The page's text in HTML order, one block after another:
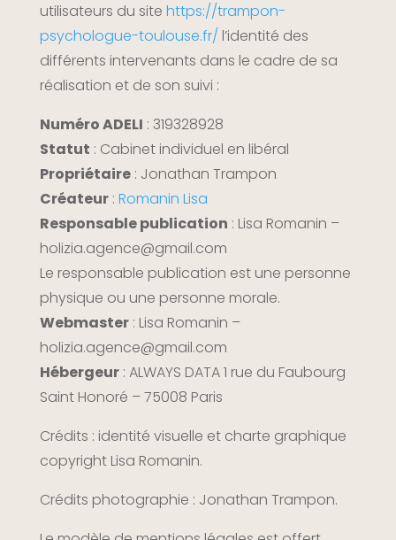
utilisateurs du site https://trampon-
psychologue-toulouse.fr/ l’identité des
différents intervenants dans le cadre de sa
réalisation et de son suivi :
Numéro ADELI : 319328928
Statut : Cabinet individuel en libéral
Propriétaire : Jonathan Trampon
Créateur : Romanin Lisa
Responsable publication : Lisa Romanin –
holizia.agence@gmail.com
Le responsable publication est une personne
physique ou une personne morale.
Webmaster : Lisa Romanin –
holizia.agence@gmail.com
Hébergeur : ALWAYS DATA1 rue du Faubourg
Saint Honoré – 75008 Paris
Crédits : identité visuelle et charte graphique
copyright Lisa Romanin.
Crédits photographie : Jonathan Trampon.